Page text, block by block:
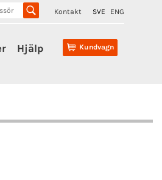
Kontakt SVE ENG
Kundvagn
Hjälp